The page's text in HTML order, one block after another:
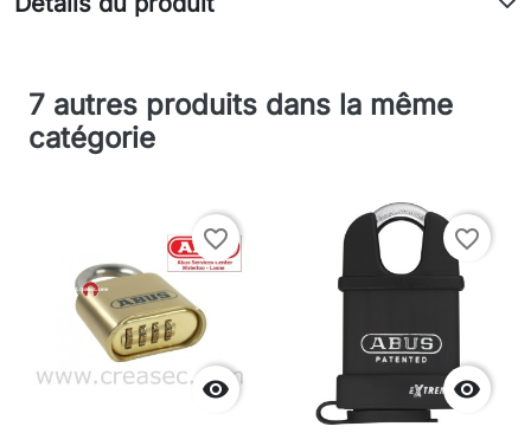
7 autres produits dans la même
catégorie

favorite_border

favorite_border